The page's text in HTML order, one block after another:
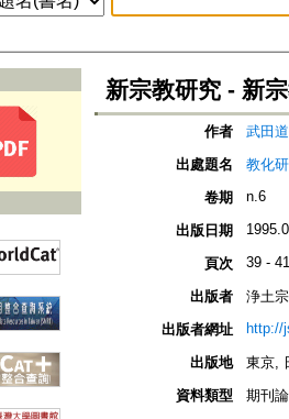
新宗教研究 - 新
作者
武田
出處題名
教化
卷期
n.6
出版日期
頁次 39 - 41
出版者
浄土
出版者網址
http://
出版地
東京,
資料類型
期刊